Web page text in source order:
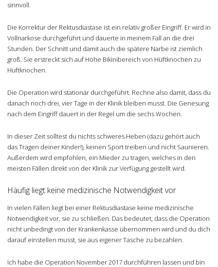
sinnvoll.
Die Korrektur der Rektusdiastase ist ein relativ großer Eingriff. Er wird in
Vollnarkose durchgeführt und dauerte in meinem Fall an die drei
Stunden. Der Schnitt und damit auch die spätere Narbe ist ziemlich
groß. Sie erstreckt sich auf Höhe Bikinibereich von Hüftknochen zu
Hüftknochen.
Die Operation wird stationär durchgeführt. Rechne also damit, dass du
danach noch drei, vier Tage in der Klinik bleiben musst. Die Genesung
nach dem Eingriff dauert in der Regel um die sechs Wochen.
In dieser Zeit solltest du nichts schweres Heben (dazu gehört auch
das Tragen deiner Kinder!), keinen Sport treiben und nicht Saunieren.
Außerdem wird empfohlen, ein Mieder zu tragen, welches in den
meisten Fällen direkt von der Klinik zur Verfügung gestellt wird.
Häufig liegt keine medizinische Notwendigkeit vor
In vielen Fällen liegt bei einer Rektusdiastase keine medizinische
Notwendigkeit vor, sie zu schließen. Das bedeutet, dass die Operation
nicht unbedingt von der Krankenkasse übernommen wird und du dich
darauf einstellen musst, sie aus eigener Tasche zu bezahlen.
Ich habe die Operation November 2017 durchführen lassen und bin